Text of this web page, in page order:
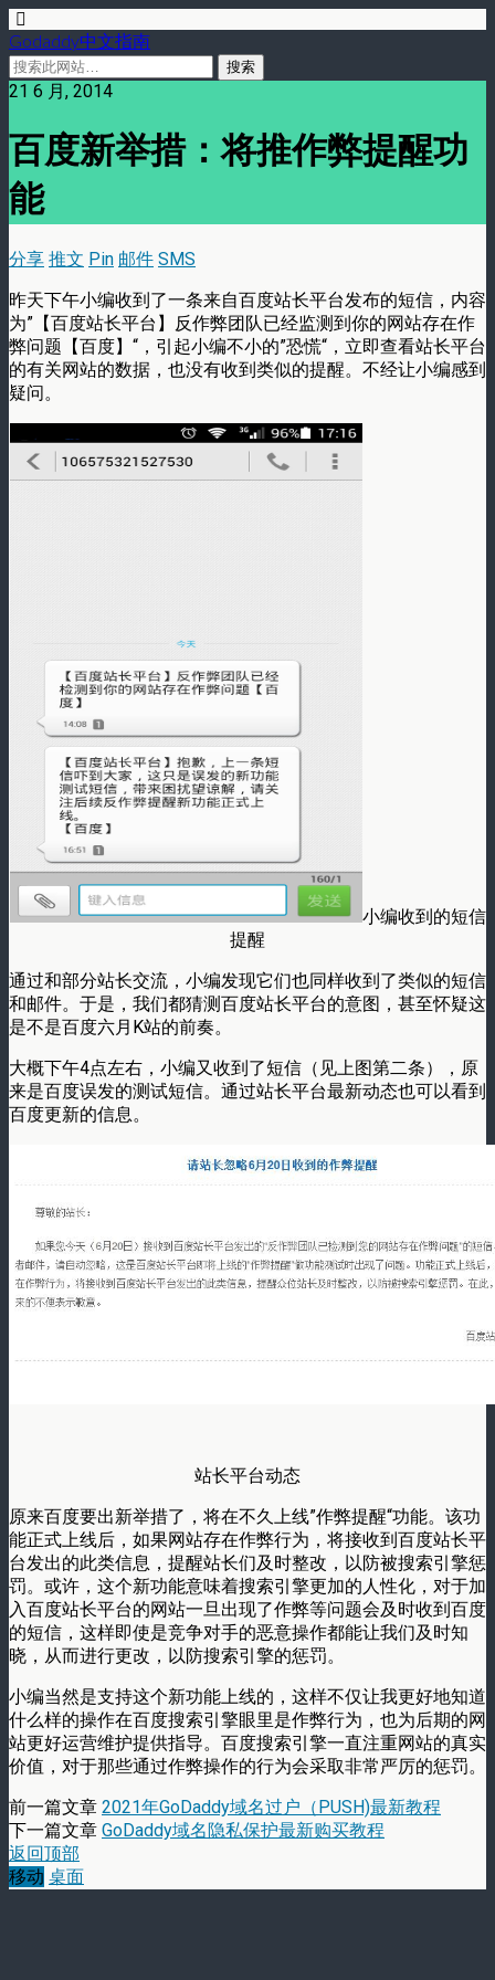
Godaddy中文指南
21 6 月, 2014
百度新举措：将推作弊提醒功
能
分享 推文 Pin 邮件 SMS
昨天下午小编收到了一条来自百度站长平台发布的短信，内容
为”【百度站长平台】反作弊团队已经监测到你的网站存在作
弊问题【百度】“，引起小编不小的”恐慌“，立即查看站长平台
的有关网站的数据，也没有收到类似的提醒。不经让小编感到
疑问。
小编收到的短信
提醒
通过和部分站长交流，小编发现它们也同样收到了类似的短信
和邮件。于是，我们都猜测百度站长平台的意图，甚至怀疑这
是不是百度六月K站的前奏。
大概下午4点左右，小编又收到了短信（见上图第二条），原
来是百度误发的测试短信。通过站长平台最新动态也可以看到
百度更新的信息。
站长平台动态
原来百度要出新举措了，将在不久上线”作弊提醒“功能。该功
能正式上线后，如果网站存在作弊行为，将接收到百度站长平
台发出的此类信息，提醒站长们及时整改，以防被搜索引擎惩
罚。或许，这个新功能意味着搜索引擎更加的人性化，对于加
入百度站长平台的网站一旦出现了作弊等问题会及时收到百度
的短信，这样即使是竞争对手的恶意操作都能让我们及时知
晓，从而进行更改，以防搜索引擎的惩罚。
小编当然是支持这个新功能上线的，这样不仅让我更好地知道
什么样的操作在百度搜索引擎眼里是作弊行为，也为后期的网
站更好运营维护提供指导。百度搜索引擎一直注重网站的真实
价值，对于那些通过作弊操作的行为会采取非常严厉的惩罚。
前一篇文章 2021年GoDaddy域名过户（PUSH)最新教程
下一篇文章 GoDaddy域名隐私保护最新购买教程
返回顶部
移动 桌面